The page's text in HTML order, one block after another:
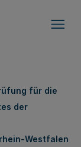
für die
der
Westfalen